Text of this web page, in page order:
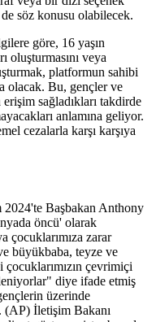
söz konusu olabilecek.
göre, 16 yaşın
oluşturmasını veya
platformun sahibi
olacak. Bu, gençler ve
sağladıkları takdirde
anlamına geliyor.
cezalarla karşı karşıya
2024'te Başbakan Anthony
öncü' olarak
çocuklarımıza zarar
büyükbaba, teyze ve
çevrimiçi
diye ifade etmiş
üzerinde
(AP) İletişim Bakanı